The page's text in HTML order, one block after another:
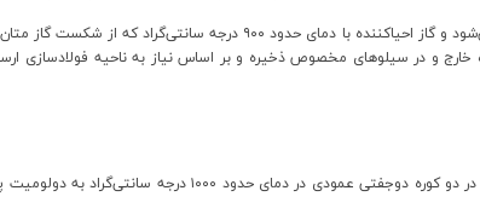
در این واحد، سنگ دولومیت دریافت‌شده از سه معدن نزدیک